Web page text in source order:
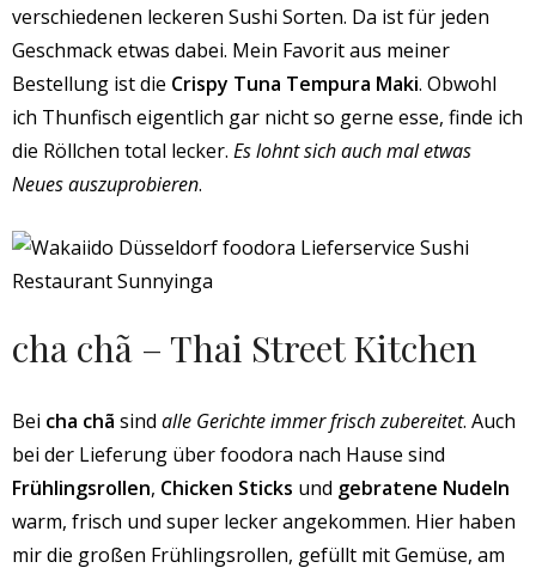
verschiedenen leckeren Sushi Sorten. Da ist für jeden
Geschmack etwas dabei. Mein Favorit aus meiner
Bestellung ist die Crispy Tuna Tempura Maki. Obwohl
ich Thunfisch eigentlich gar nicht so gerne esse, finde ich
die Röllchen total lecker. Es lohnt sich auch mal etwas
Neues auszuprobieren.
cha chã – Thai Street Kitchen
Bei cha chã sind alle Gerichte immer frisch zubereitet. Auch
bei der Lieferung über foodora nach Hause sind
Frühlingsrollen, Chicken Sticks und gebratene Nudeln
warm, frisch und super lecker angekommen. Hier haben
mir die großen Frühlingsrollen, gefüllt mit Gemüse, am